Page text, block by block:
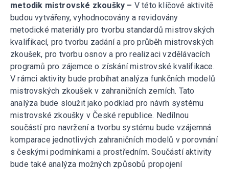
metodik mistrovské zkoušky – V této klíčové aktivitě
budou vytvářeny, vyhodnocovány a revidovány
metodické materiály pro tvorbu standardů mistrovských
kvalifikací, pro tvorbu zadání a pro průběh mistrovských
zkoušek, pro tvorbu osnov a pro realizaci vzdělávacích
programů pro zájemce o získání mistrovské kvalifikace.
V rámci aktivity bude probíhat analýza funkčních modelů
mistrovských zkoušek v zahraničních zemích. Tato
analýza bude sloužit jako podklad pro návrh systému
mistrovské zkoušky v České republice. Nedílnou
součástí pro navržení a tvorbu systému bude vzájemná
komparace jednotlivých zahraničních modelů v porovnání
s českými podmínkami a prostředním. Součástí aktivity
bude také analýza možných způsobů propojení